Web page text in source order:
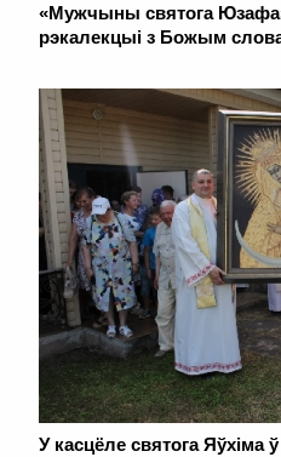
«Мужчыны святога
рэкалекцыі з Божым
У касцёле святога